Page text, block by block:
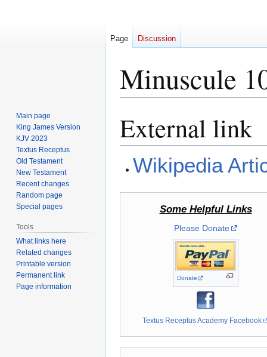
Minuscule
toto
External link
Wikipedia
Some Helpful Links
Please Donate
Donate
Textus Receptus Academy Facebook
Page Discussion
Main page
King James Version
KJV 2023
Textus Receptus
Old Testament
New Testament
Recent changes
Random page
Special pages
Tools
What links here
Related changes
Printable version
Permanent link
Page information